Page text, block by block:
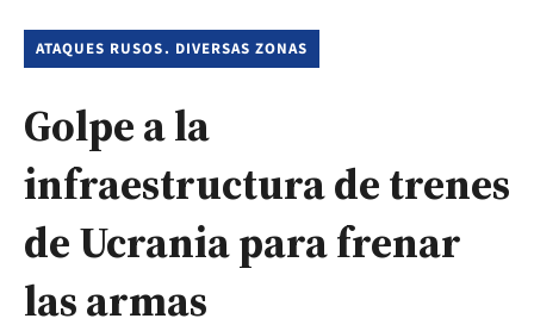
ATAQUES RUSOS. DIVERSAS ZONAS
Golpe a la
infraestructura de trenes
de Ucrania para frenar
las armas